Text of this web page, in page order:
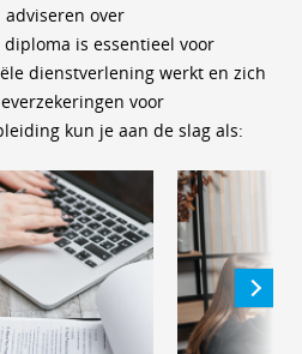
over
is essentieel voor
dienstverlening werkt en zich
voor
kun je aan de slag als: